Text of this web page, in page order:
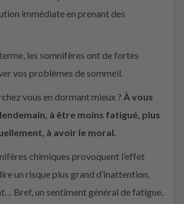
immédiate en prenant des
les somnifères ont de fortes
vos problèmes de sommeil.
vous en dormant mieux ? À vous
à être moins fatigué, plus
à avoir le moral.
chimiques provoquent l’effet
un risque plus grand d’inattention,
Bref, un sentiment général de fatigue.